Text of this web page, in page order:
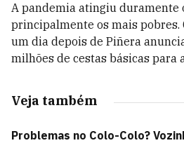
A pandemia atingiu duramente
principalmente os mais pobres.
um dia depois de Piñera
milhões de cestas básicas para
Veja também
Problemas no Colo-Colo?